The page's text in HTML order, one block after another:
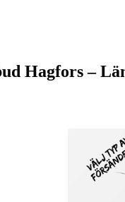
Hagfors –